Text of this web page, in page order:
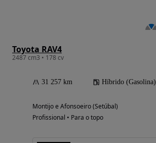
Toyota RAV4
2487 cm3 • 178 cv
31 257 km Híbrido (Gasolina)
Montijo e Afonsoeiro (Setúbal)
Profissional • Para o topo